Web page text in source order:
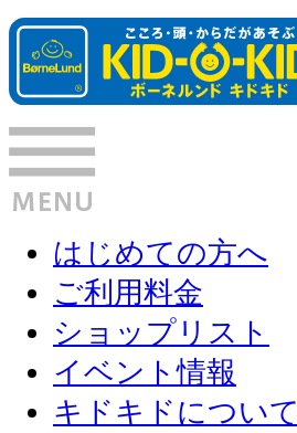
はじめての方へ
ご利用料金
ショップリスト
イベント情報
キドキドについて